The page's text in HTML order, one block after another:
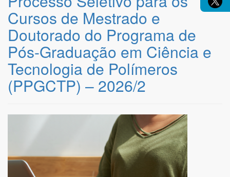
Cursos de Mestrado e
Doutorado do Programa de
Pós-Graduação em Ciência e
Tecnologia de Polímeros
(PPGCTP) – 2026/2